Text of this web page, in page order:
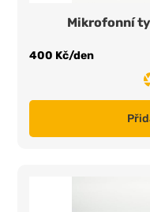
Mikrofonní
400 Kč/den